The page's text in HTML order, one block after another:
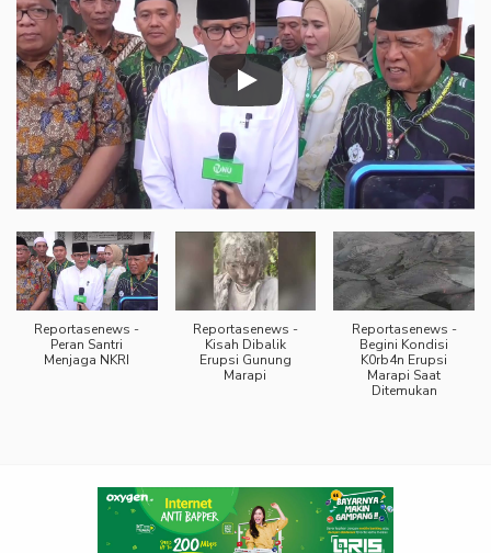
Reportasenews -
Peran Santri
Menjaga NKRI
Reportasenews -
Kisah Dibalik
Erupsi Gunung
Marapi
Reportasenews -
Begini Kondisi
K0rb4n Erupsi
Marapi Saat
Ditemukan